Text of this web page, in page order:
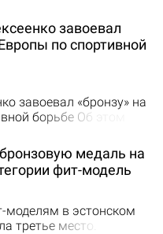
военной
поздравил победителя
Спортсмен в финале
Мэтью Бейкера - 30:27.
давности во
завоевал
по спортивной
завоевал «бронзу» на
борьбе Об этом
«Наши спортсмены
несокрушимость
завершился чемпионат
спортсменов до 17
медаль на
фит-модель
моделям в эстонском
третье место.